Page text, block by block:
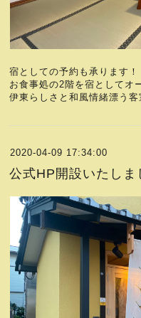
宿としての予約も承ります！
お食事処の2階を宿としてオ
伊東らしさと和風情緒漂う
2020-04-09 17:34:00
公式HP開設いたしま